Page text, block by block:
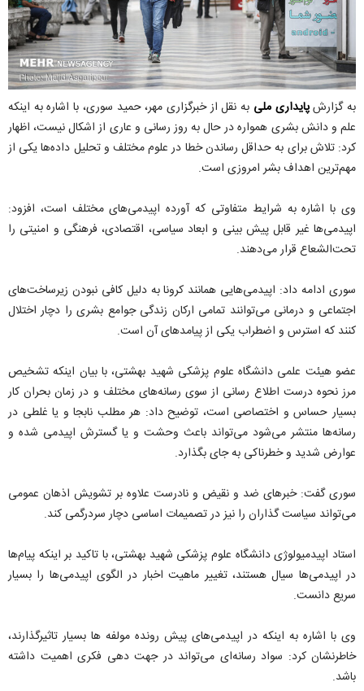
به گزارشپایداری ملی به نقل از خبرگزاری مهر، حمید سوری، با اشاره به اینکه
علم و دانش بشری همواره در حال به روز رسانی و عاری از اشکال نیست، اظهار
کرد: تلاش برای به حداقل رساندن خطا در علوم مختلف و تحلیل داده‌ها یکی از
مهم‌ترین اهداف بشر امروزی است.
وی با اشاره به شرایط متفاوتی که آورده اپیدمی‌های مختلف است، افزود:
اپیدمی‌ها غیر قابل پیش بینی و ابعاد سیاسی، اقتصادی، فرهنگی و امنیتی را
تحت‌الشعاع قرار می‌دهند.
سوری ادامه داد: اپیدمی‌هایی همانند کرونا به دلیل کافی نبودن زیرساخت‌های
اجتماعی و درمانی می‌توانند تمامی ارکان زندگی جوامع بشری را دچار اختلال
کنند که استرس و اضطراب یکی از پیامدهای آن است.
عضو هیئت علمی دانشگاه علوم پزشکی شهید بهشتی، با بیان اینکه تشخیص
مرز نحوه درست اطلاع رسانی از سوی رسانه‌های مختلف و در زمان بحران کار
بسیار حساس و اختصاصی است، توضیح داد: هر مطلب نابجا و یا غلطی در
رسانه‌ها منتشر می‌شود می‌تواند باعث وحشت و یا گسترش اپیدمی شده و
عوارض شدید و خطرناکی به جای بگذارد.
سوری گفت: خبرهای ضد و نقیض و نادرست علاوه بر تشویش اذهان عمومی
می‌تواند سیاست گذاران را نیز در تصمیمات اساسی دچار سردرگمی کند.
استاد اپیدمیولوژی دانشگاه علوم پزشکی شهید بهشتی، با تاکید بر اینکه پیام‌ها
در اپیدمی‌ها سیال هستند، تغییر ماهیت اخبار در الگوی اپیدمی‌ها را بسیار
سریع دانست.
وی با اشاره به اینکه در اپیدمی‌های پیش رونده مولفه ها بسیار تاثیرگذارند،
خاطرنشان کرد: سواد رسانه‌ای می‌تواند در جهت دهی فکری اهمیت داشته
باشد.